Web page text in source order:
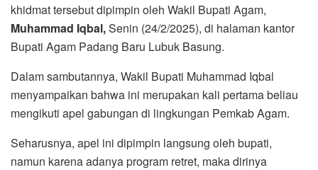
khidmat tersebut dipimpin oleh Wakil Bupati Agam,
Muhammad Iqbal,Senin (24/2/2025), di halaman kantor
Bupati Agam Padang Baru Lubuk Basung.
Dalam sambutannya, Wakil Bupati Muhammad Iqbal
menyampaikan bahwa ini merupakan kali pertama beliau
mengikuti apel gabungan di lingkungan Pemkab Agam.
Seharusnya, apel ini dipimpin langsung oleh bupati,
namun karena adanya program retret, maka dirinya